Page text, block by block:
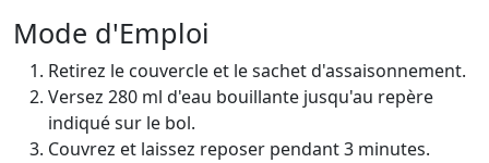
Mode d'Emploi
Retirez le couvercle et le sachet d'assaisonnement.
Versez 280 ml d'eau bouillante jusqu'au repère
indiqué sur le bol.
Couvrez et laissez reposer pendant 3 minutes.